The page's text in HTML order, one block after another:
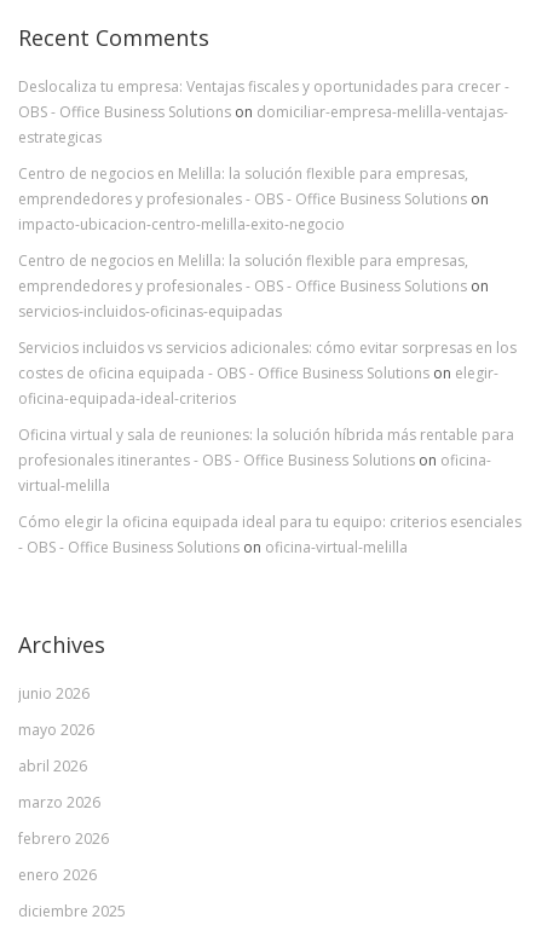
Recent Comments
Deslocaliza tu empresa: Ventajas fiscales y oportunidades para crecer -
OBS - Office Business Solutions on domiciliar-empresa-melilla-ventajas-
estrategicas
Centro de negocios en Melilla: la solución flexible para empresas,
emprendedores y profesionales - OBS - Office Business Solutions on
impacto-ubicacion-centro-melilla-exito-negocio
Centro de negocios en Melilla: la solución flexible para empresas,
emprendedores y profesionales - OBS - Office Business Solutions on
servicios-incluidos-oficinas-equipadas
Servicios incluidos vs servicios adicionales: cómo evitar sorpresas en los
costes de oficina equipada - OBS - Office Business Solutions on elegir-
oficina-equipada-ideal-criterios
Oficina virtual y sala de reuniones: la solución híbrida más rentable para
profesionales itinerantes - OBS - Office Business Solutions on oficina-
virtual-melilla
Cómo elegir la oficina equipada ideal para tu equipo: criterios esenciales
- OBS - Office Business Solutions on oficina-virtual-melilla
Archives
junio 2026
mayo 2026
abril 2026
marzo 2026
febrero 2026
enero 2026
diciembre 2025